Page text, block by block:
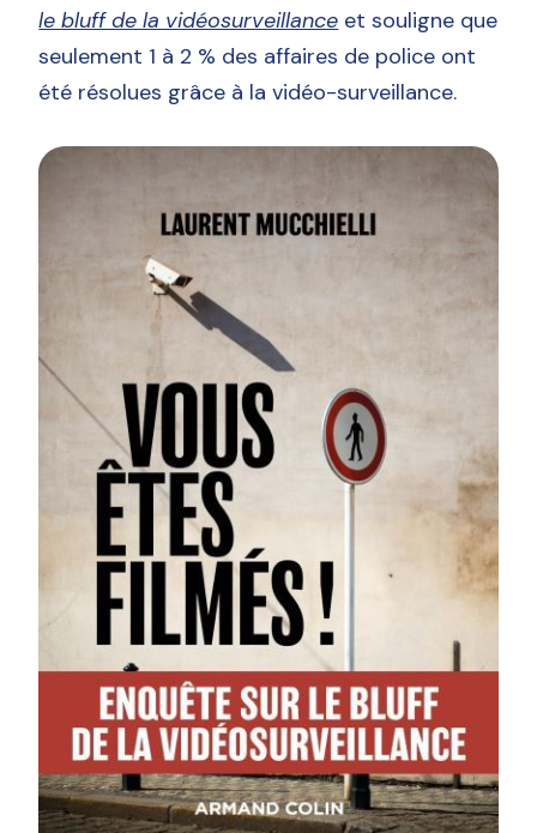
le bluff de la vidéosurveillance et souligne que
seulement 1 à 2 % des affaires de police ont
été résolues grâce à la vidéo-surveillance.